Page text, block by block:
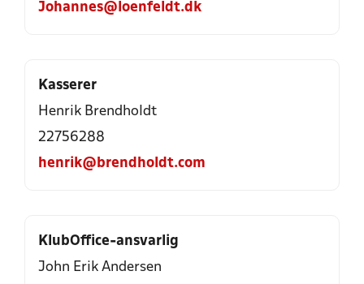
Johannes@loenfeldt.dk
Kasserer
Henrik Brendholdt
22756288
henrik@brendholdt.com
KlubOffice-ansvarlig
John Erik Andersen